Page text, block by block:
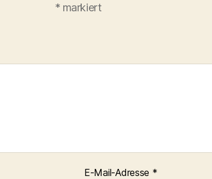
* markiert
E-Mail-Adresse *